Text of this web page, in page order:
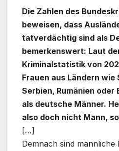
Die Zahlen des
beweisen, dass
tatverdächtig sind als
bemerkenswert: Laut
Kriminalstatistik von
Frauen aus Ländern wie
Serbien, Rumänien oder
als deutsche Männer.
also doch nicht Mann,
[…]
Demnach sind männliche